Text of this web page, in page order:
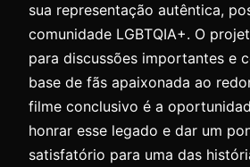
sua representação autêntica,
comunidade LGBTQIA+. O
para discussões importantes e
base de fãs apaixonada ao
filme conclusivo é a
honrar esse legado e dar um
satisfatório para uma das